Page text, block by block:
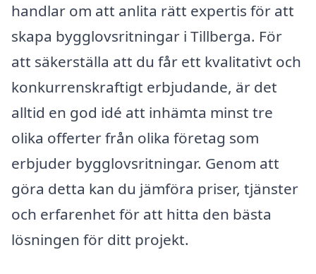
handlar om att anlita rätt expertis för att
skapa bygglovsritningar i Tillberga. För
att säkerställa att du får ett kvalitativt och
konkurrenskraftigt erbjudande, är det
alltid en god idé att inhämta minst tre
olika offerter från olika företag som
erbjuder bygglovsritningar. Genom att
göra detta kan du jämföra priser, tjänster
och erfarenhet för att hitta den bästa
lösningen för ditt projekt.